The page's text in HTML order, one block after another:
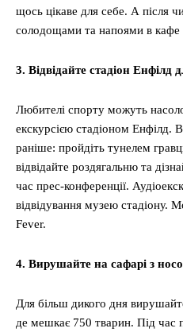
щось цікаве для себе. А після
солодощами та напоями в кафе
3. Відвідайте стадіон Енфілд
Любителі спорту можуть
екскурсією стадіоном Енфілд.
раніше: пройдіть тунелем
відвідайте роздягальню та
час прес-конференції.
відвідування музею стадіону.
Fever.
4. Вирушайте на сафарі з
Для більш дикого дня
де мешкає 750 тварин. Під час